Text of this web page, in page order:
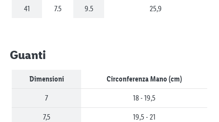
41 7.5 9.5 25,9
Guanti
Dimensioni Circonferenza Mano (cm)
7 18 - 19,5
7,5 19,5 - 21